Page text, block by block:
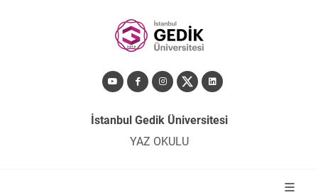
İstanbul Gedik Üniversitesi
YAZ OKULU